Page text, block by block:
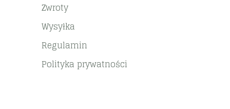
Zwroty
Wysyłka
Regulamin
Polityka prywatności